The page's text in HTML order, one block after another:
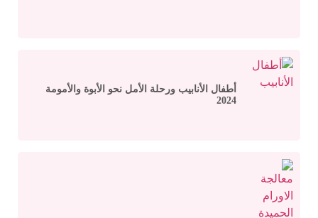
أطفال الأنابيب ورحلة الأمل نحو الأبوة والأمومة
2024